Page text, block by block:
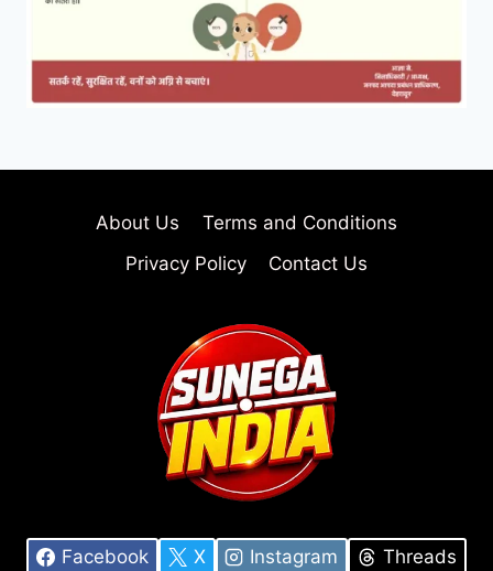
About Us
Terms and Conditions
Privacy Policy
Contact Us
Facebook X Instagram Threads